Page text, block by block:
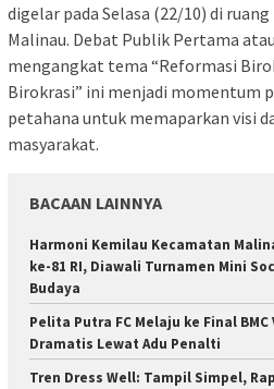
digelar pada Selasa (22/10) di
Malinau. Debat Publik Pertama
mengangkat tema “Reformasi
Birokrasi” ini menjadi momentum
petahana untuk memaparkan visi
masyarakat.
BACAAN LAINNYA
Harmoni Kemilau Kecamatan
ke-81 RI, Diawali Turnamen Mini
Budaya
Pelita Putra FC Melaju ke Final BMC
Dramatis Lewat Adu Penalti
Tren Dress Well: Tampil Simpel,